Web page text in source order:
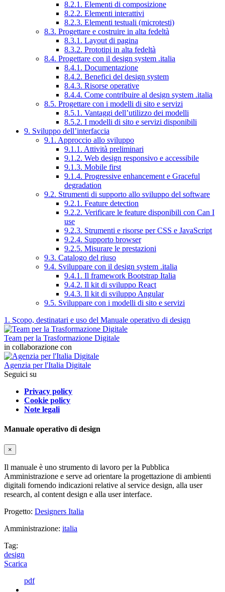
8.2.1. Elementi di composizione
8.2.2. Elementi interattivi
8.2.3. Elementi testuali (microtesti)
8.3. Progettare e costruire in alta fedeltà
8.3.1. Layout di pagina
8.3.2. Prototipi in alta fedeltà
8.4. Progettare con il design system .italia
8.4.1. Documentazione
8.4.2. Benefici del design system
8.4.3. Risorse operative
8.4.4. Come contribuire al design system .italia
8.5. Progettare con i modelli di sito e servizi
8.5.1. Vantaggi dell’utilizzo dei modelli
8.5.2. I modelli di sito e servizi disponibili
9. Sviluppo dell’interfaccia
9.1. Approccio allo sviluppo
9.1.1. Attività preliminari
9.1.2. Web design responsivo e accessibile
9.1.3. Mobile first
9.1.4. Progressive enhancement e Graceful
degradation
9.2. Strumenti di supporto allo sviluppo del software
9.2.1. Feature detection
9.2.2. Verificare le feature disponibili con Can I
use
9.2.3. Strumenti e risorse per CSS e JavaScript
9.2.4. Supporto browser
9.2.5. Misurare le prestazioni
9.3. Catalogo del riuso
9.4. Sviluppare con il design system .italia
9.4.1. Il framework Bootstrap Italia
9.4.2. Il kit di sviluppo React
9.4.3. Il kit di sviluppo Angular
9.5. Sviluppare con i modelli di sito e servizi
1. Scopo, destinatari e uso del Manuale operativo di design
Team per la Trasformazione Digitale
in collaborazione con
Agenzia per l'Italia Digitale
Seguici su
Privacy policy
Cookie policy
Note legali
Manuale operativo di design
×
Il manuale è uno strumento di lavoro per la Pubblica
Amministrazione e serve ad orientare la progettazione di ambienti
digitali fornendo indicazioni relative al service design, alla user
research, al content design e alla user interface.
Progetto: Designers Italia
Amministrazione: italia
Tag:
design
Scarica
pdf